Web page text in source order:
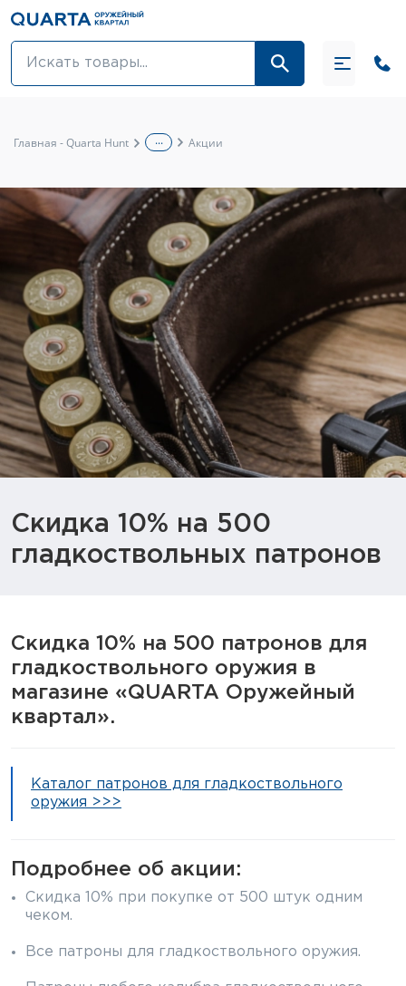
Оптовикам
Оружие и патроны
Одежда
Средства для ухода за оружием
Тюнинг оружия и ЗИП
Обувь
Тактическое снаряжение
Высокоточная стрельба
Инструмент для заточки
Сумки и рюкзаки
Охотничье снаряжение
Главная - Quarta Hunt ... Акции
Скидка 10% на 500
гладкоствольных патронов
Скидка 10% на 500 патронов для
гладкоствольного оружия в
магазине «QUARTA Оружейный
квартал».
Каталог патронов для гладкоствольного
оружия >>>
Подробнее об акции:
Скидка 10% при покупке от 500 штук одним
чеком.
Все патроны для гладкоствольного оружия.